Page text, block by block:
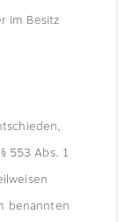
im Besitz
553 Abs. 1
benannten